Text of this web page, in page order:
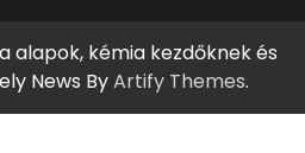
alapok, kémia kezdőknek és
News ByArtify Themes.